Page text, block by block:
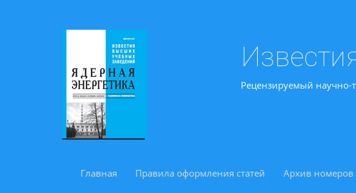
Рецензируемый научно-
Главная Правила оформления статей Архив номеров